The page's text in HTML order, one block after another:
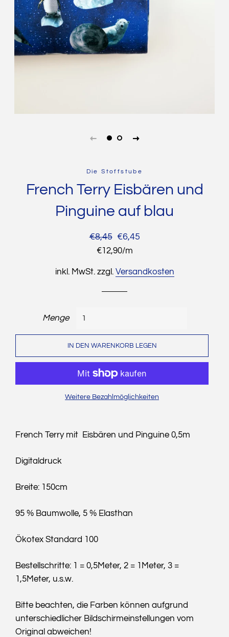
Die Stoffstube
French Terry Eisbären und
Pinguine auf blau
Normaler
Preis
€8,45 Sonderpreis
€6,45
Stückpreis
€12,90/pro
m
inkl. MwSt. zzgl. Versandkosten
Menge
IN DEN WARENKORB LEGEN
Weitere Bezahlmöglichkeiten
French Terry mit Eisbären und Pinguine 0,5m
Digitaldruck
Breite: 150cm
95 % Baumwolle, 5 % Elasthan
Ökotex Standard 100
Bestellschritte: 1 = 0,5Meter, 2 = 1Meter, 3 =
1,5Meter, u.s.w.
Bitte beachten, die Farben können aufgrund
unterschiedlicher Bildschirmeinstellungen vom
Original abweichen!